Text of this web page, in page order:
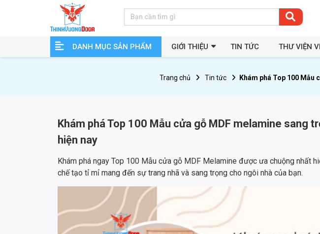
DANH MỤC SẢN PHẨM GIỚI THIỆU TIN TỨC THƯ VIỆN
Trang chủ Tin tức Khám phá Top 100
Khám phá Top 100 Mẫu cửa gỗ MDF melamine sang
hiện nay
Khám phá ngay Top 100 Mẫu cửa gỗ MDF Melamine được ưa chuộng nhất
chế tạo tỉ mỉ mang đến sự trang nhã và sang trọng cho ngôi nhà của bạn.